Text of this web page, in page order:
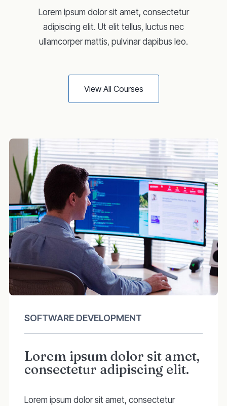
Lorem ipsum dolor sit amet, consectetur
adipiscing elit. Ut elit tellus, luctus nec
ullamcorper mattis, pulvinar dapibus leo.
View All Courses
SOFTWARE DEVELOPMENT
Lorem ipsum dolor sit amet,
consectetur adipiscing elit.
Lorem ipsum dolor sit amet, consectetur